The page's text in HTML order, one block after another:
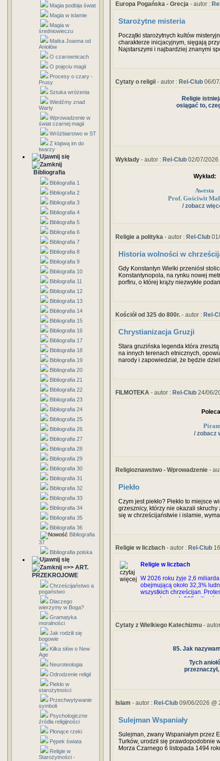
Magia podbija świat
Magia w islamie
Magia w
średniowieczu
Matka Joanna od
Aniołów
O czarownicach
O pojęciu magii
Procesy o czary -
Prusy
Sztuka wróżenia
Wiedźmy znad
Warty
Wprowadzenie w
świat czarnej magii
Wróżbiarstwo w ST
Z klątwą im do
twarzy
Bibliografia
Bibliografia 1
Bibliografia 2
Bibliografia 3
Bibliografia 4
Bibliografia 5
Bibliografia 6
Bibliografia 7
Bibliografia 8
Bibliografia 9
Bibliografia 10
Bibliografia 11
Bibliografia 12
Bibliografia 13
Bibliografia 14
Bibliografia 15
Bibliografia 16
Bibliografia 17
Bibliografia 18
Bibliografia 19
Bibliografia 20
Bibliografia 21
Bibliografia 22
Bibliografia 23
Bibliografia 24
Bibliografia 25
Bibliografia 26
Bibliografia 27
Bibliografia 28
Bibliografia 29
Bibliografia 30
Bibliografia 31
Bibliografia 32
Bibliografia 33
Bibliografia 34
Bibliografia 35
Bibliografia 36
Bibliografia
37
Bibliografia polska
=>> ART.
PRZEKROJOWE
Chrześcijaństwo a
pogaństwo
Dlaczego
wierzymy w Boga?
Gramatyka
moralności
Jak rodzili się
bogowie
Kilka słów o New
Age
Neuroteologia
Odrodzenie religii
Piekło w
starożytności
Przechwytywanie
symboli
Psychologiczne
źródła religijności
Płonące rzeki
Pępek świata
Religie w
Starożytności -
Europa Pogańska - Grecja - autor :
Starożytne misteria
Początki starożytnych kultów
charakterze inicjacyjnym, sięgają
Najstarszymi i najbardziej znanymi
kulturze grecko-rzymskiej.
Cytaty o religii - autor : Rel-Club 06/
Religie
osiągać to,
Wykłady - autor : Rel-Club 02/07/2026
Wykład:
Awesta
Prof. Gościwit
/ zobacz
Religie a polityka - autor : Rel-Club
Historia wolności w
Gdy Konstantyn Wielki przeniósł
Konstantynopola, na rynku nowej
porfiru, o której krąży niezwykłe
dziewice. Na szczycie kolumny
przedstawiająca cesarza.
Kościół od 325 do 800r. - autor : Rel-
Chrystianizacja Gruzji
Stara gruzińska legenda która
na innych terenach etnicznych,
narody i zapowiedział, że będzie
drzewem i umilali sobie czas winem i
FILMOTEKA - autor : Rel-Club 24/06/
/ zobacz
Religioznawstwo - Wprowadzenie -
Piekło
Czym jest piekło? Piekło to miejsce
grzesznicy, którzy nie okazali skruchy
się w chrześcijaństwie i islamie,
Religie w liczbach - autor : Rel-Club
Religie w liczbach
W 2026 roku żyje 2,6
obejmującą około 32,3%
wszystkich chrześcijan.
prawosławnych 260
Cytaty z Wielkiego Katechizmu -
85. Jak
Tych
Islam - autor : Rel-Club 09/06/2026 @
Sulejman Wspaniały
Sulejman, zwany Wspaniałym przez
Turków, urodził się prawdopodobnie
Morza Czarnego 6 listopada 1494